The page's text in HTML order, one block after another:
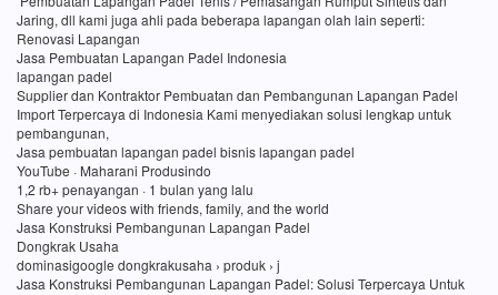
Jaring, dll kami juga ahli pada beberapa lapangan olah lain seperti:
Renovasi Lapangan
Jasa Pembuatan Lapangan Padel Indonesia
lapangan padel
Supplier dan Kontraktor Pembuatan dan Pembangunan Lapangan Padel
Import Terpercaya di Indonesia Kami menyediakan solusi lengkap untuk
pembangunan,
Jasa pembuatan lapangan padel bisnis lapangan padel
YouTube · Maharani Produsindo
1,2 rb+ penayangan · 1 bulan yang lalu
Share your videos with friends, family, and the world
Jasa Konstruksi Pembangunan Lapangan Padel
Dongkrak Usaha
dominasigoogle dongkrakusaha › produk › j
Jasa Konstruksi Pembangunan Lapangan Padel: Solusi Terpercaya Untuk